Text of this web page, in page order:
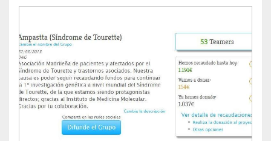
1 de Junio, veréis que el crecimiento será
¿Lo intentamos?.
Si conseguimos este objetivo, para Junio
deberíamos estar en más de 150 Teamers y a cada
uno le estamos pidiendo SÓLO 12€ al año SIN
GASTOS, y para la investigación de Tourette, eso
supondría, con 150 Teamers, 1.800€ para la
investigación...